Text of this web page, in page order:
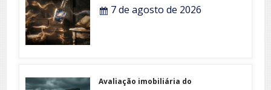
7 de agosto de 2026
Avaliação imobiliária do